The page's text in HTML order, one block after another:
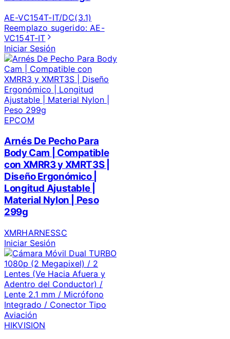
AE-VC154T-IT/DC(3.1)
Reemplazo sugerido:AE-
VC154T-IT
Iniciar Sesión
EPCOM
Arnés De Pecho Para
Body Cam | Compatible
con XMRR3 y XMRT3S |
Diseño Ergonómico |
Longitud Ajustable |
Material Nylon | Peso
299g
XMRHARNESSC
Iniciar Sesión
HIKVISION